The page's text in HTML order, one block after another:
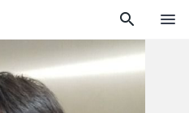
search menu